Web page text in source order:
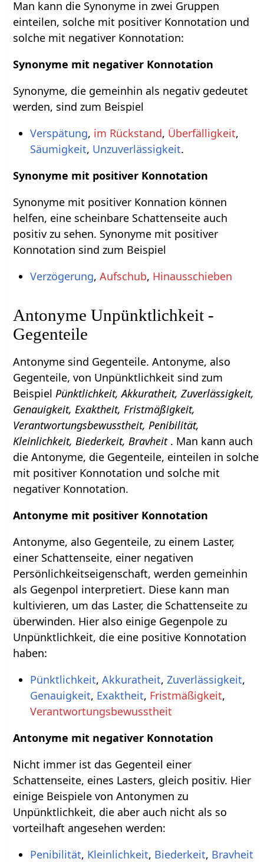
Man kann die Synonyme in zwei Gruppen
einteilen, solche mit positiver Konnotation und
solche mit negativer Konnotation:
Synonyme mit negativer Konnotation
Synonyme, die gemeinhin als negativ gedeutet
werden, sind zum Beispiel
Verspätung, im Rückstand, Überfälligkeit,
Säumigkeit, Unzuverlässigkeit.
Synonyme mit positiver Konnotation
Synonyme mit positiver Konnation können
helfen, eine scheinbare Schattenseite auch
positiv zu sehen. Synonyme mit positiver
Konnotation sind zum Beispiel
Verzögerung, Aufschub, Hinausschieben
Antonyme Unpünktlichkeit -
Gegenteile
Antonyme sind Gegenteile. Antonyme, also
Gegenteile, von Unpünktlichkeit sind zum
BeispielPünktlichkeit, Akkuratheit, Zuverlässigkeit,
Genauigkeit, Exaktheit, Fristmäßigkeit,
Verantwortungsbewusstheit, Penibilität,
Kleinlichkeit, Biederkeit, Bravheit . Man kann auch
die Antonyme, die Gegenteile, einteilen in solche
mit positiver Konnotation und solche mit
negativer Konnotation.
Antonyme mit positiver Konnotation
Antonyme, also Gegenteile, zu einem Laster,
einer Schattenseite, einer negativen
Persönlichkeitseigenschaft, werden gemeinhin
als Gegenpol interpretiert. Diese kann man
kultivieren, um das Laster, die Schattenseite zu
überwinden. Hier also einige Gegenpole zu
Unpünktlichkeit, die eine positive Konnotation
haben:
Pünktlichkeit, Akkuratheit, Zuverlässigkeit,
Genauigkeit, Exaktheit, Fristmäßigkeit,
Verantwortungsbewusstheit
Antonyme mit negativer Konnotation
Nicht immer ist das Gegenteil einer
Schattenseite, eines Lasters, gleich positiv. Hier
einige Beispiele von Antonymen zu
Unpünktlichkeit, die aber auch nicht als so
vorteilhaft angesehen werden:
Penibilität, Kleinlichkeit, Biederkeit, Bravheit